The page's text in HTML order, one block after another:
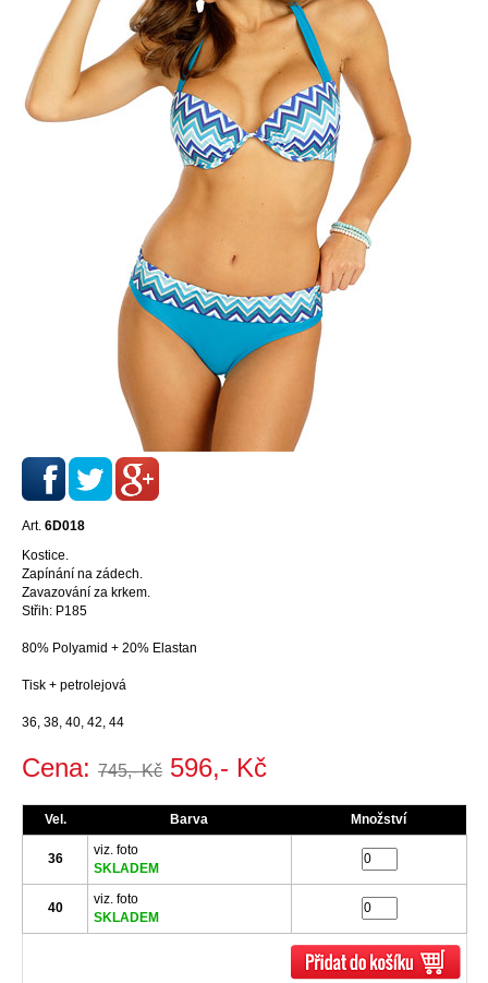
Art. 6D018
Kostice.
Zapínání na zádech.
Zavazování za krkem.
Střih: P185
80% Polyamid + 20% Elastan
Tisk + petrolejová
36, 38, 40, 42, 44
Cena: 745,- Kč 596,- Kč
Vel. Barva Množství
36
viz. foto
SKLADEM
40
viz. foto
SKLADEM